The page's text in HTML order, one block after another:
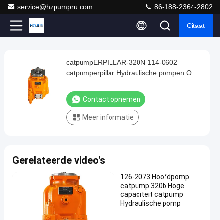
service@hzpumpru.com 86-188-2364-2802
Citaat
Video
catpumpERPILLAR-
320N
114-
0602
catpumperpillar
OEM
catpump
catpumpERPILLAR-320N 114-0602
catpumperpillar Hydraulische pompen OEM
Contact opnemen
Meer informatie
Gerelateerde video's
126-2073 Hoofdpomp
catpump 320b Hoge
capaciteit catpump
Hydraulische pomp